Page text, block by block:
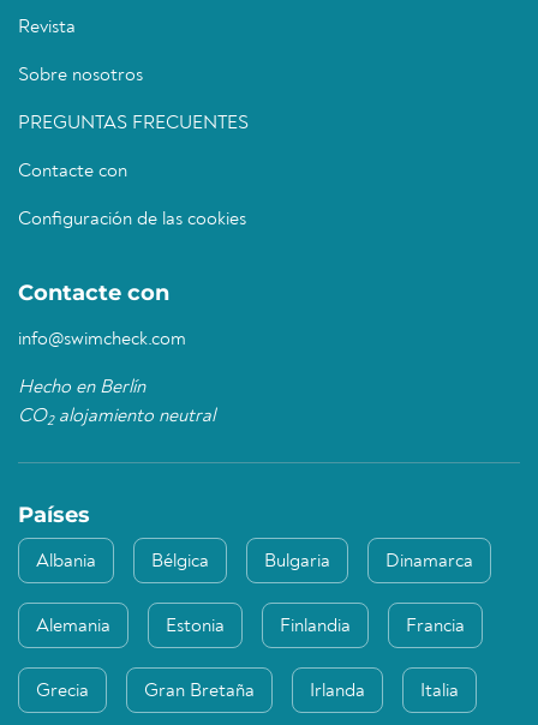
Revista
Sobre nosotros
PREGUNTAS FRECUENTES
Contacte con
Configuración de las cookies
Contacte con
info@swimcheck.com
Hecho en Berlín
CO2alojamiento neutral
Países
Albania Bélgica Bulgaria Dinamarca
Alemania Estonia Finlandia Francia
Grecia Gran Bretaña Irlanda Italia